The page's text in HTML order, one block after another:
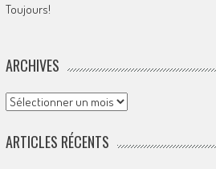
Toujours!
ARCHIVES
Archives
ARTICLES RÉCENTS